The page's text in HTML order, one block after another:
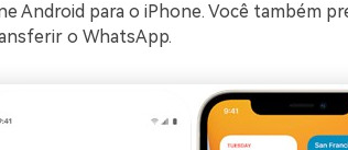
Android para o iPhone. Você também
o WhatsApp.